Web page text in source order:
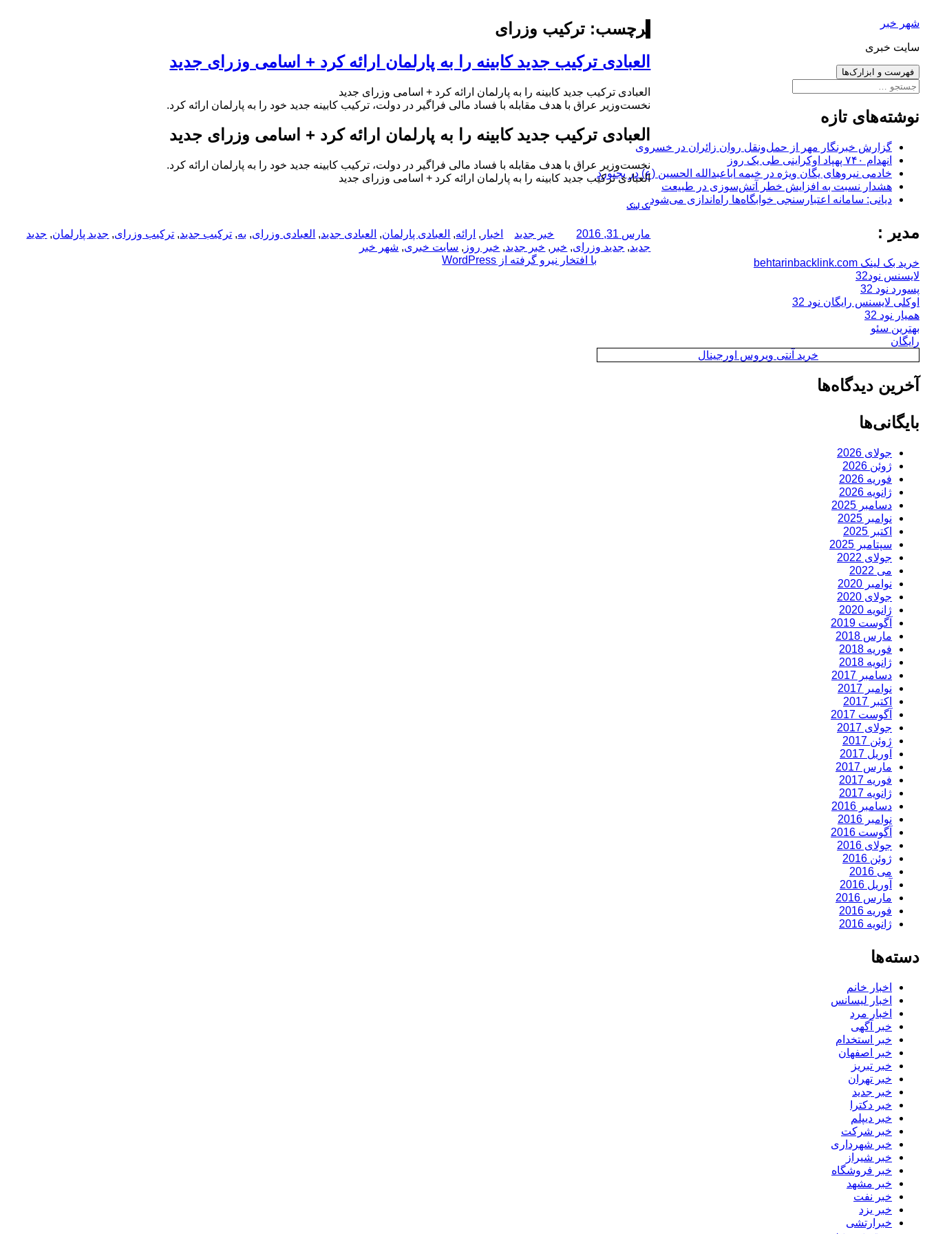
به
شهر خبر
سایت خبری
فهرست و ابزارک‌ها
جستجو
نوشته‌های تازه
گزارش خبرنگار مهر از حمل‌ونقل روان زائران در خسروی
انهدام ۷۴۰ پهپاد اوکراینی طی یک روز
خادمی نیروهای یگان ویژه در خیمه اباعبدالله الحسین (ع) در بجنورد
هشدار نسبت به افزایش خطر آتش‌سوزی در طبیعت
دیانی: سامانه اعتبارسنجی خوابگاه‌ها راه‌اندازی می‌شود
مدیر :
خرید بک لینک behtarinbacklink.com
لایسنس نود32
پسورد نود 32
اوکلی لایسنس رایگان نود 32
همیار نود 32
بهترین سئو
رایگان
خرید آنتی ویروس اورجینال
آخرین دیدگاه‌ها
بایگانی‌ها
جولای 2026
ژوئن 2026
فوریه 2026
ژانویه 2026
دسامبر 2025
نوامبر 2025
اکتبر 2025
سپتامبر 2025
جولای 2022
می 2022
نوامبر 2020
جولای 2020
ژانویه 2020
آگوست 2019
مارس 2018
فوریه 2018
ژانویه 2018
دسامبر 2017
نوامبر 2017
اکتبر 2017
آگوست 2017
جولای 2017
ژوئن 2017
آوریل 2017
مارس 2017
فوریه 2017
ژانویه 2017
دسامبر 2016
نوامبر 2016
آگوست 2016
جولای 2016
ژوئن 2016
می 2016
آوریل 2016
مارس 2016
فوریه 2016
ژانویه 2016
دسته‌ها
اخبار خانم
اخبار لیسانس
اخبار مرد
خبر آگهی
خبر استخدام
خبر اصفهان
خبر تبریز
خبر تهران
خبر جدید
خبر دکترا
خبر دیپلم
خبر شرکت
خبر شهرداری
خبر شیراز
خبر فروشگاه
خبر مشهد
خبر نفت
خبر یزد
خبرارتشی
برچسب: ترکیب وزرای
العبادی ترکیب جدید کابینه را به پارلمان ارائه کرد + اسامی وزرای جدید
العبادی ترکیب جدید کابینه را به پارلمان ارائه کرد + اسامی وزرای جدید
نخست‌وزیر عراق با هدف مقابله با فساد مالی فراگیر در دولت، ترکیب کابینه جدید خود را به پارلمان ارائه کرد.
العبادی ترکیب جدید کابینه را به پارلمان ارائه کرد + اسامی وزرای جدید
نخست‌وزیر عراق با هدف مقابله با فساد مالی فراگیر در دولت، ترکیب کابینه جدید خود را به پارلمان ارائه کرد.
العبادی ترکیب جدید کابینه را به پارلمان ارائه کرد + اسامی وزرای جدید
بک لینک
ارسال
شده
مارس 31, 2016 نویسنده
دسته‌ها
خبر جدید برچسب‌ها
اخبار , ارائه, العبادی پارلمان, العبادی جدید, العبادی وزرای, به, ترکیب جدید, ترکیب وزرای, جدید پارلمان, جدید
جدید, جدید وزرای, خبر , خبر جدید, خبر روز , سایت خبری, شهر خبر
با افتخار نیرو گرفته از WordPress